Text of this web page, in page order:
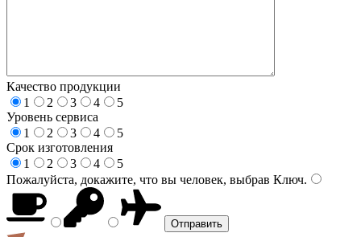
Качество продукции
1
2 3 4
5
Уровень сервиса
1
2 3 4
5
Срок изготовления
1
2 3 4
5
Пожалуйста, докажите, что вы человек, выбрав Ключ.